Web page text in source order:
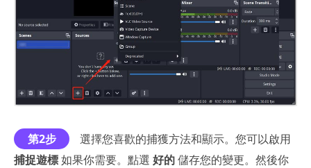
第2步
選擇您喜歡的捕獲方法和顯示。您可以啟用
捕捉遊標如果你需要。點選 好的儲存您的變更。然後你